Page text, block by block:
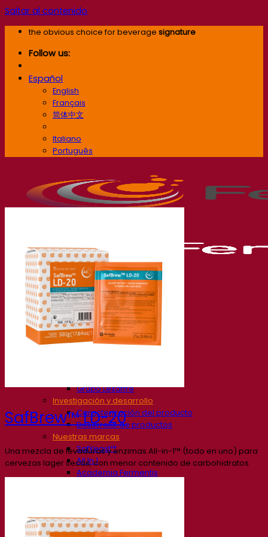
Saltar al contenido
the obvious choice for beverage signature
Follow us:
Español
English
Français
简体中文
Italiano
Português
Nuestra empresa
Sobre nosotros
Expertos en fermentación
Grupo Lesaffre
Investigación y desarrollo
Caracterización del producto
Desarrollo de productos
Nuestras marcas
SafYeast™
All In 1
Academia Fermentis
Soluciones de fermentación
Cerveza
SafBrew™ LD-20
Una mezcla de levaduras y enzimas All-in-1™ (todo en uno) para
cervezas lager secas, con menor contenido de carbohidratos